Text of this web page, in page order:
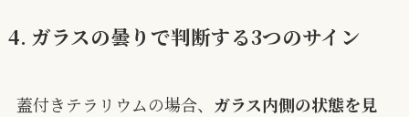
4. ガラスの曇りで判断する3つのサイン
蓋付きテラリウムの場合、 ガラス内側の状態を見